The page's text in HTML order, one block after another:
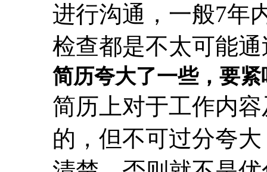
进行沟通，一般7年
检查都是不太可能
简历夸大了一些，要紧
简历上对于工作内
的，但不可过分夸